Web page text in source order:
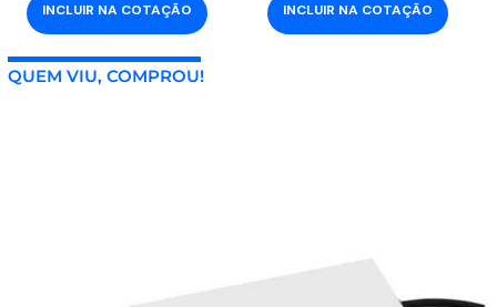
INCLUIR NA COTAÇÃO INCLUIR NA COTAÇÃO
QUEM VIU, COMPROU!